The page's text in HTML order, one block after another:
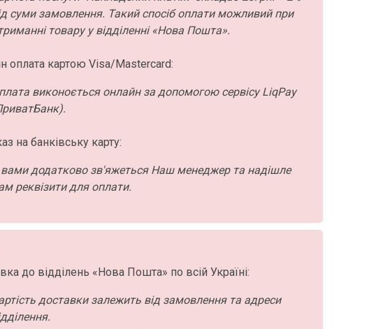
суми замовлення. Такий спосіб оплати можливий при
товару у відділенні «Нова Пошта».
оплата картою Visa/Mastercard:
виконоється онлайн за допомогою сервісу LiqPay
на банківську карту:
додатково зв'яжеться Наш менеджер та надішле
реквізити для оплати.
до відділень «Нова Пошта» по всій Україні:
доставки залежить від замовлення та адреси